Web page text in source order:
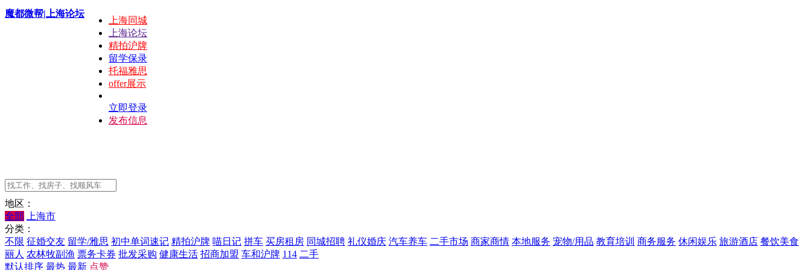
魔都微帮|上海论坛
上海同城
上海论坛
精拍沪牌
留学保录
托福雅思
offer展示
立即登录
发布信息
地区：
全部
上海市
分类：
不限 征婚交友 留学/雅思 初中单词速记 精拍沪牌 喵日记 拼车 买房租房 同城招聘 礼仪婚庆 汽车养车 二手市场 商家商情 本地服务 宠物/用品 教育培训 商务服务 休闲娱乐 旅游酒店 餐饮美食
丽人 农林牧副渔 票务卡券 批发采购 健康生活 招商加盟 车和沪牌 114 二手
默认排序 最热 最新 点赞